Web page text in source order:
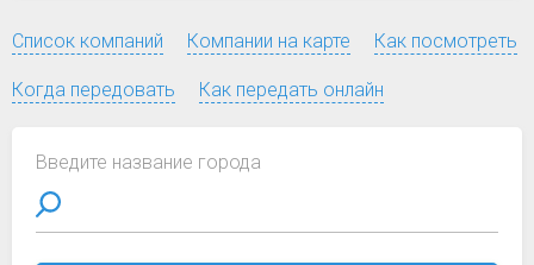
Список компаний Компании на карте Как посмотреть
Когда передовать Как передать онлайн
Введите название города